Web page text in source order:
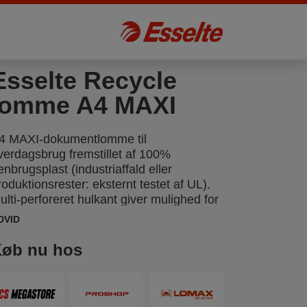
Recycle
A4 MAXI
MAXI-dokumentlomme til
fremstillet af 100%
(industriaffald eller
eksternt testet af UL).
perforeret hulkant giver mulighed for
opbevaring af dokumenter i
A4-ark end standardlommer, op til 80.
produktet kan genbruges og
som også er 100% recirkuleret
nu hos